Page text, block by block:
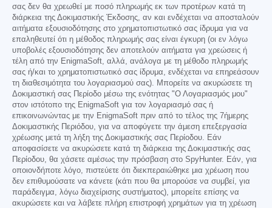
σας δεν θα χρεωθεί με ποσό πληρωμής εκ των προτέρων κατά τη
διάρκεια της Δοκιμαστικής Έκδοσης, αν και ενδέχεται να αποσταλούν
αιτήματα εξουσιοδότησης στο χρηματοπιστωτικό σας ίδρυμα για να
επαληθευτεί ότι η μέθοδος πληρωμής σας είναι έγκυρη (οι εν λόγω
υποβολές εξουσιοδότησης δεν αποτελούν αιτήματα για χρεώσεις ή
τέλη από την EnigmaSoft, αλλά, ανάλογα με τη μέθοδο πληρωμής
σας ή/και το χρηματοπιστωτικό σας ίδρυμα, ενδέχεται να επηρεάσουν
τη διαθεσιμότητα του λογαριασμού σας). Μπορείτε να ακυρώσετε τη
Δοκιμαστική σας Περίοδο μέσω της ενότητας "Ο Λογαριασμός μου"
στον ιστότοπο της EnigmaSoft για τον λογαριασμό σας ή
επικοινωνώντας με την EnigmaSoft πριν από το τέλος της 7ήμερης
Δοκιμαστικής Περιόδου, για να αποφύγετε την άμεση επεξεργασία
χρέωσης μετά τη λήξη της Δοκιμαστικής σας Περίοδου. Εάν
αποφασίσετε να ακυρώσετε κατά τη διάρκεια της Δοκιμαστικής σας
Περίοδου, θα χάσετε αμέσως την πρόσβαση στο SpyHunter. Εάν, για
οποιονδήποτε λόγο, πιστεύετε ότι διεκπεραιώθηκε μια χρέωση που
δεν επιθυμούσατε να κάνετε (κάτι που θα μπορούσε να συμβεί, για
παράδειγμα, λόγω διαχείρισης συστήματος), μπορείτε επίσης να
ακυρώσετε και να λάβετε πλήρη επιστροφή χρημάτων για τη χρέωση